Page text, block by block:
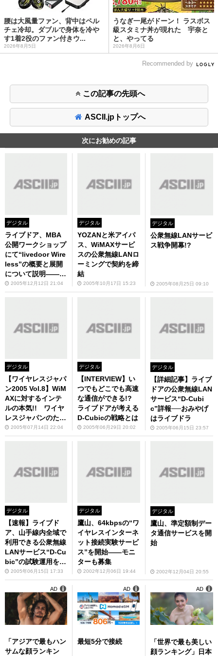
腰は大風量ファン、背中はペル
チェ冷却。ダブルで身体を冷や
す1着2役のファン付きウ...
2026年8月5日
うなぎ一尾がドーン！ ラスボス
級スタミナ丼が現れた 宇奈と
と、やってる
2026年8月6日
Recommended by
この記事の先頭へ
ASCII.jpトップへ
次にお勧めの記事
デジタル
ライブドア、MBA
公開ワークショップ
にて“livedoor Wire
less”の概要と展開
について説明――20
06年末には1都8県
で6万アクセスポイ
2005年12月12日 21:04
デジタル
YOZANと米アイパ
ス、WiMAXサービ
スの公衆無線LANロ
ーミングで契約を締
結
2005年10月17日 15:23
デジタル
公衆無線LANサービ
ス戦争開幕!?
2005年08月25日 09:10
デジタル
【ワイヤレスジャパ
ン2005 Vol.8】WiM
AXに対するインテ
ルの本気!! ワイヤ
レスジャパンのため
に免許を取得!?
2005年07月14日 22:04
デジタル
【INTERVIEW】い
つでもどこでも高速
な通信ができる!?
ライブドアが考える
D-Cubicの戦略とは
2005年06月29日 20:02
デジタル
【詳細記事】ライブ
ドアの公衆無線LAN
サービス“D-Cubi
c”詳報──おみやげ
はライブドラ
2005年06月15日 23:57
デジタル
【速報】ライブド
ア、山手線内全域で
利用できる公衆無線
LANサービス“D-Cu
bic”の試験運用を7
月下旬に開始
2005年06月15日 17:33
デジタル
鷹山、64kbpsの“ワ
イヤレスインターネ
ット接続実験サービ
ス”を開始――モニ
ターも募集
2002年12月06日 19:44
デジタル
鷹山、準定額制デー
タ通信サービスを開
始
2002年12月04日 20:55
「アジアで最もハン
サムな顔ランキン
AD
最短5分で接続
AD
「世界で最も美しい
顔ランキング」日本
AD